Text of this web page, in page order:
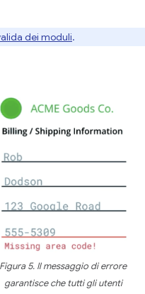
dei moduli.
Figura 5. Il messaggio di errore
garantisce che tutti gli utenti